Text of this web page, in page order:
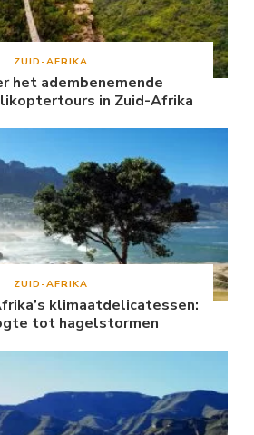
ZUID-AFRIKA
het adembenemende
in Zuid-Afrika
ZUID-AFRIKA
klimaatdelicatessen:
tot hagelstormen